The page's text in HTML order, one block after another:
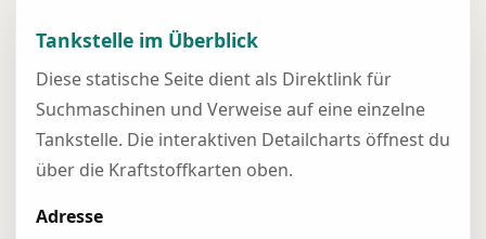
Tankstelle im Überblick
Diese statische Seite dient als Direktlink für
Suchmaschinen und Verweise auf eine einzelne
Tankstelle. Die interaktiven Detailcharts öffnest du
über die Kraftstoffkarten oben.
Adresse